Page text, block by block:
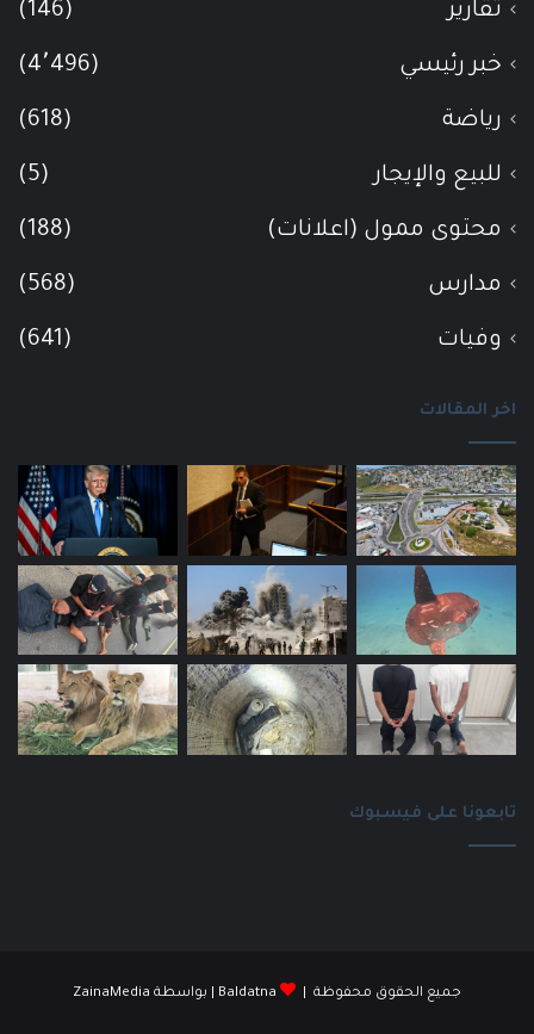
تقارير (146)
خبر رئيسي (4٬496)
رياضة (618)
للبيع والإيجار (5)
محتوى ممول (اعلانات) (188)
مدارس (568)
وفيات (641)
اخر المقالات
تابعونا على فيسبوك
جميع الحقوق محفوظة | Baldatna | بواسطة ZainaMedia